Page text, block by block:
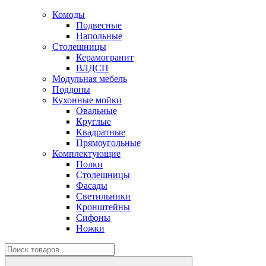
Комоды
Подвесные
Напольные
Столешницы
Керамогранит
ВЛДСП
Модульная мебель
Поддоны
Кухонные мойки
Овальные
Круглые
Квадратные
Прямоугольные
Комплектующие
Полки
Столешницы
Фасады
Светильники
Кронштейны
Сифоны
Ножки